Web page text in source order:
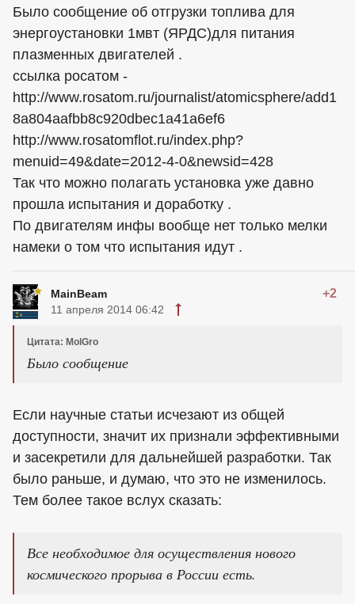
Было сообщение об отгрузки топлива для
энергоустановки 1мвт (ЯРДС)для питания
плазменных двигателей .
ссылка росатом -
http://www.rosatom.ru/journalist/atomicsphere/add1
8a804aafbb8c920dbec1a41a6ef6
http://www.rosatomflot.ru/index.php?
menuid=49&date=2012-4-0&newsid=428
Так что можно полагать установка уже давно
прошла испытания и доработку .
По двигателям инфы вообще нет только мелки
намеки о том что испытания идут .
MainBeam +2
11 апреля 2014 06:42
Цитата: MolGro
Было сообщение
Если научные статьи исчезают из общей
доступности, значит их признали эффективными
и засекретили для дальнейшей разработки. Так
было раньше, и думаю, что это не изменилось.
Тем более такое вслух сказать:
Все необходимое для осуществления нового
космического прорыва в России есть.